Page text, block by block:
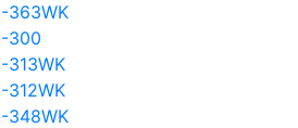
363WK
300
313WK
312WK
348WK